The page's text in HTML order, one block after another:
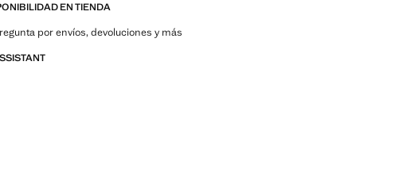
EN TIENDA
por envíos, devoluciones y más